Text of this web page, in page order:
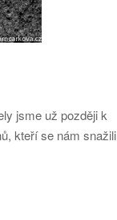
jsme už později k
kteří se nám snažili